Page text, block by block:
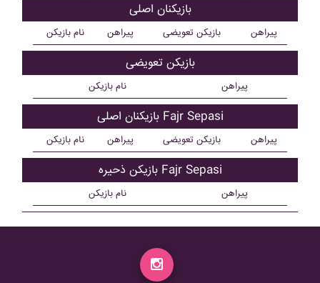
بازیکنان اصلی
نام بازیکن پیراهن بازیکن تعویضی پیراهن
بازیکن تعویضی
نام بازیکن پیراهن
بازیکنان اصلی Fajr Sepasi
نام بازیکن پیراهن بازیکن تعویضی پیراهن
بازیکن ذحیره Fajr Sepasi
نام بازیکن پیراهن